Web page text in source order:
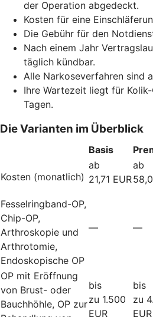
der Operation abgedeckt.
Kosten für eine
Die Gebühr für den
Nach einem Jahr
täglich kündbar.
Alle Narkoseverfahren sind
Ihre Wartezeit liegt für
Tagen.
Die Varianten im Überblick
Basis
Kosten (monatlich)
ab
21,71 EUR
ab
Fesselringband-OP,
Chip-OP,
Arthroskopie und
Arthrotomie,
Endoskopische OP
— —
OP mit Eröffnung
von Brust- oder
Bauchhöhle, OP zur
bis
zu 1.500
EUR
bis
zu
EUR